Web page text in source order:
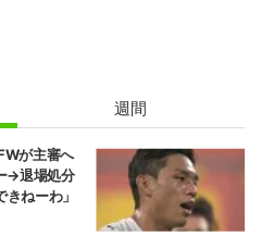
週間
が主審へ
→退場処分
ねーわ」